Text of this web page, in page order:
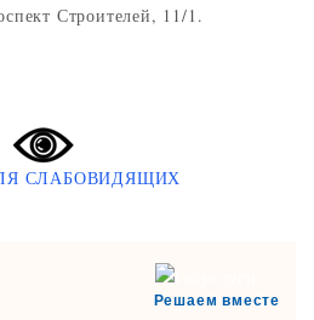
Строителей, 11/1.
СЛАБОВИДЯЩИХ
Решаем вместе